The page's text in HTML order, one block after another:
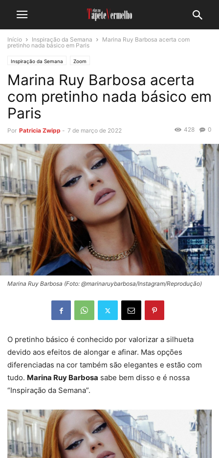
Início Inspiração da Semana
Marina Ruy Barbosa acerta com
pretinho nada básico em Paris
Inspiração da Semana Zoom
Marina Ruy Barbosa acerta
com pretinho nada básico em
Paris
Por Patricia Zwipp - 7 de março de 2022 0
428
Marina Ruy Barbosa (Foto: @marinaruybarbosa/Instagram/Reprodução)
O pretinho básico é conhecido por valorizar a silhueta
devido aos efeitos de alongar e afinar. Mas opções
diferenciadas na cor também são elegantes e estão com
tudo. Marina Ruy Barbosa sabe bem disso e é nossa
“Inspiração da Semana”.